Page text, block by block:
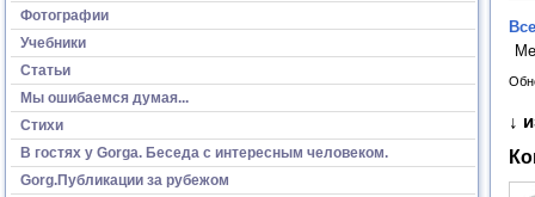
Фотографии
Учебники
Статьи
Мы ошибаемся думая...
Стихи
В гостях у Gorga. Беседа с интересным человеком.
Gorg.Публикации за рубежом
↓